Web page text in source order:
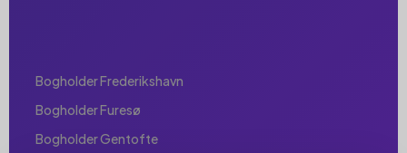
Bogholder Frederikshavn
Bogholder Furesø
Bogholder Gentofte